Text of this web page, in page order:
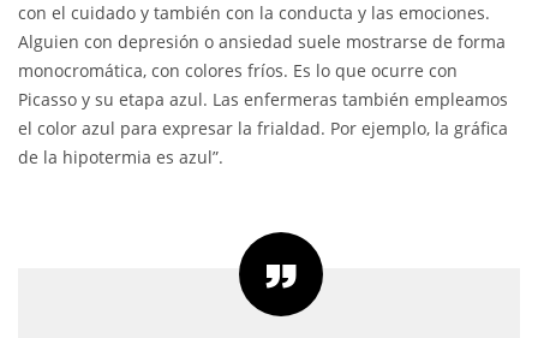
con el cuidado y también con la conducta y las emociones.
Alguien con depresión o ansiedad suele mostrarse de forma
monocromática, con colores fríos. Es lo que ocurre con
Picasso y su etapa azul. Las enfermeras también empleamos
el color azul para expresar la frialdad. Por ejemplo, la gráfica
de la hipotermia es azul”.